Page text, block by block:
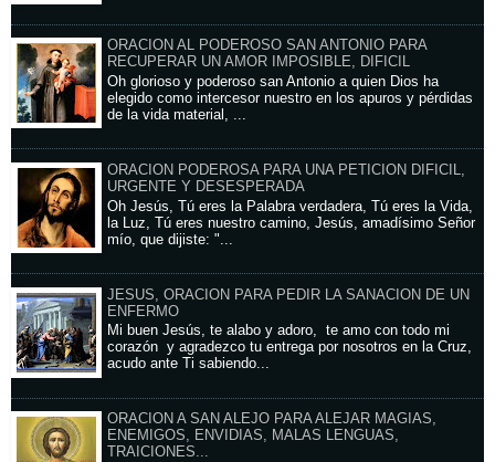
ORACION AL PODEROSO SAN ANTONIO PARA
RECUPERAR UN AMOR IMPOSIBLE, DIFICIL
Oh glorioso y poderoso san Antonio a quien Dios ha
elegido como intercesor nuestro en los apuros y pérdidas
de la vida material, ...
ORACION PODEROSA PARA UNA PETICION DIFICIL,
URGENTE Y DESESPERADA
Oh Jesús, Tú eres la Palabra verdadera, Tú eres la Vida,
la Luz, Tú eres nuestro camino, Jesús, amadísimo Señor
mío, que dijiste: "...
JESUS, ORACION PARA PEDIR LA SANACION DE UN
ENFERMO
Mi buen Jesús, te alabo y adoro, te amo con todo mi
corazón y agradezco tu entrega por nosotros en la Cruz,
acudo ante Ti sabiendo...
ORACION A SAN ALEJO PARA ALEJAR MAGIAS,
ENEMIGOS, ENVIDIAS, MALAS LENGUAS,
TRAICIONES...